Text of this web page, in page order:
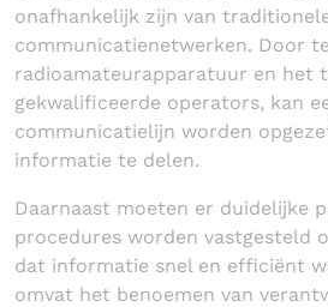
onafhankelijk zijn van
communicatienetwerken. Door
radioamateurapparatuur en het
gekwalificeerde operators, kan
communicatielijn worden
informatie te delen.
Daarnaast moeten er duidelijke
procedures worden vastgesteld
dat informatie snel en efficiënt
omvat het benoemen van